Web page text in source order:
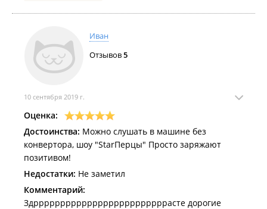
Иван
Отзывов5
10 сентября 2019 г.
Оценка:
Достоинства: Можно слушать в машине без
конвертора, шоу "StarПерцы" Просто заряжают
позитивом!
Недостатки: Не заметил
Комментарий:
Здрррррррррррррррррррррррррасте дорогие